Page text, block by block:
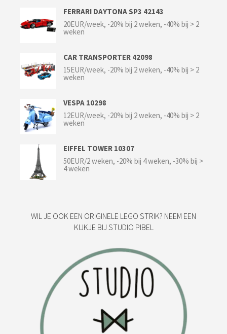
FERRARI DAYTONA SP3 42143
20EUR/week, -20% bij 2 weken, -40% bij > 2
weken
CAR TRANSPORTER 42098
15EUR/week, -20% bij 2 weken, -40% bij > 2
weken
VESPA 10298
12EUR/week, -20% bij 2 weken, -40% bij > 2
weken
EIFFEL TOWER 10307
50EUR/2 weken, -20% bij 4 weken, -30% bij >
4 weken
WIL JE OOK EEN ORIGINELE LEGO STRIK? NEEM EEN
KIJKJE BIJ STUDIO PIBEL